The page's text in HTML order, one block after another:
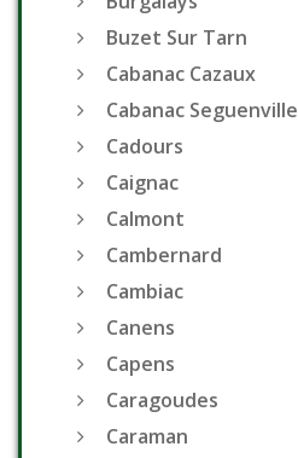
Buzet Sur Tarn
Cabanac Cazaux
Cabanac Seguenville
Cadours
Caignac
Calmont
Cambernard
Cambiac
Canens
Capens
Caragoudes
Caraman